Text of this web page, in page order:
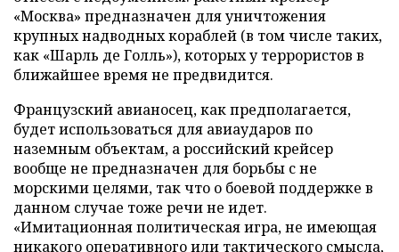
«Москва» предназначен для уничтожения
крупных надводных кораблей (в том числе таких,
как «Шарль де Голль»), которых у террористов в
ближайшее время не предвидится.
Французский авианосец, как предполагается,
будет использоваться для авиаударов по
наземным объектам, а российский крейсер
вообще не предназначен для борьбы с не
морскими целями, так что о боевой поддержке в
данном случае тоже речи не идет.
«Имитационная политическая игра, не имеющая
никакого оперативного или тактического смысла,